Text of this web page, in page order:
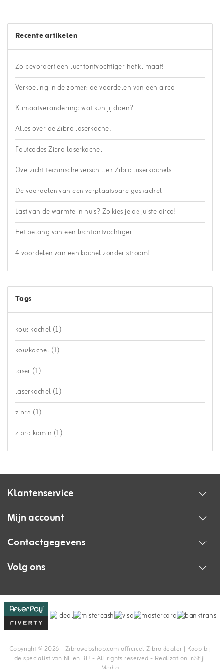
Recente artikelen
Zo bevordert een luchtontvochtiger het klimaat!
Verkoeling in de zomer: de voordelen van een airco
Klimaatverandering: wat kun jij doen?
Alles over de Zibro laserkachel
Foutcodes Zibro laserkachel
Overzicht technische verschillen Zibro laserkachels
De voordelen van een verplaatsbare gaskachel
Last van de warmte in huis? Zo kies je de juiste airco!
Het belang van een luchtontvochtiger
4 voordelen van een kachel zonder stroom!
Tags
kous kachel (1)
kouskachel (1)
laser (1)
laserkachel (1)
zibro (1)
zibro kamin (1)
Klantenservice
Mijn account
Contactgegevens
Volg ons
Copyright © 2026 - Zibrowebshop.com officieel Zibro dealer | Koop bij
de specialist van NL en BE! - All rights reserved - Realization InStijl